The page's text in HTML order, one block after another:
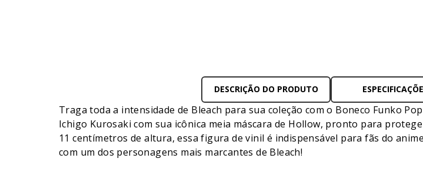
DESCRIÇÃO DO PRODUTO
Traga toda a intensidade de Bleach para sua coleção com o Boneco Funko
Ichigo Kurosaki com sua icônica meia máscara de Hollow, pronto para
11 centímetros de altura, essa figura de vinil é indispensável para fãs do
com um dos personagens mais marcantes de Bleach!